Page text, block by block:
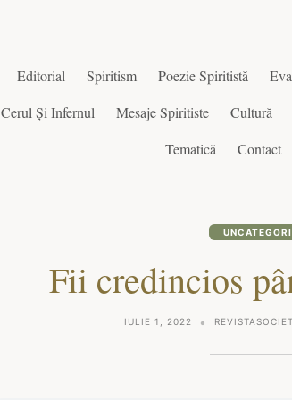
Editorial Spiritism Poezie Spiritistă
Cerul Și Infernul
Mesaje Spiritiste Cultură
Tematică
Contact
Fii credincios
IULIE 1, 2022